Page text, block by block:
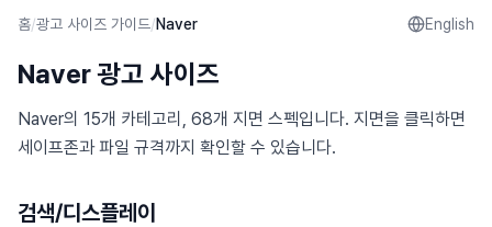
요금제
플러그인
홈/광고 사이즈 가이드/Naver English
Naver 광고 사이즈
Naver의 15개 카테고리, 68개 지면 스펙입니다. 지면을 클릭하면
세이프존과 파일 규격까지 확인할 수 있습니다.
검색/디스플레이